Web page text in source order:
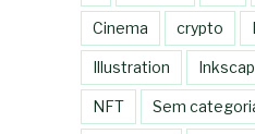
Cinema crypto
Illustration
NFT Sem